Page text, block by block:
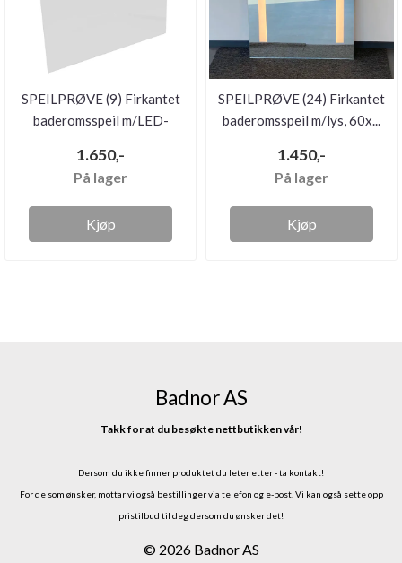
SPEILPRØVE (9) Firkantet
baderomsspeil m/LED-
1.650,-
På lager
Kjøp
SPEILPRØVE (24) Firkantet
baderomsspeil m/lys, 60x...
1.450,-
På lager
Kjøp
Badnor AS
Takk for at du besøkte nettbutikken vår!
Dersom du ikke finner produktet du leter etter - ta kontakt!
For de som ønsker, mottar vi også bestillinger via telefon og e-post. Vi kan også sette opp
pristilbud til deg dersom du ønsker det!
© 2026 Badnor AS